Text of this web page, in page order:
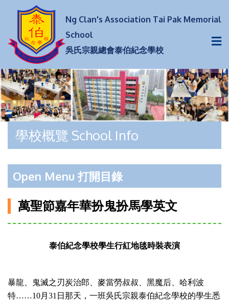
Ng Clan's Association Tai Pak Memorial
School
吳氏宗親總會泰伯紀念學校
學校概覽 School Info
Open Menu 打開目錄
萬聖節嘉年華扮鬼扮馬學英文
泰伯紀念學校學生行紅地毯時裝表演
暴龍、鬼滅之刃炭治郎、麥當勞叔叔、黑魔后、哈利波
特……10月31日那天，一班吳氏宗親泰伯紀念學校的學生悉